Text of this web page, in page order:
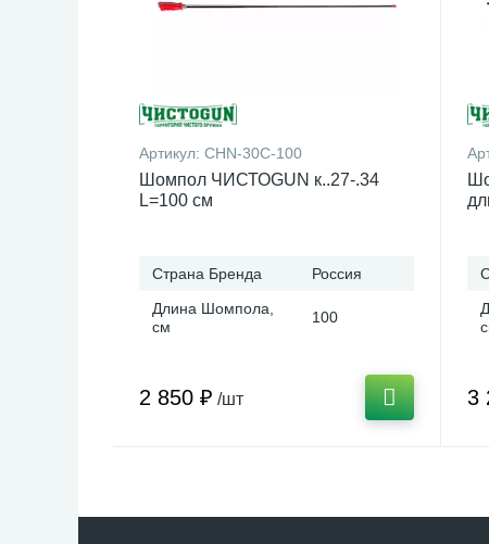
Артикул: CHN-30C-100
Шомпол ЧИСТОGUN к..27-.34
L=100 см
Страна Бренда
Россия
Длина Шомпола,
см
100
2 850 ₽ /шт 3